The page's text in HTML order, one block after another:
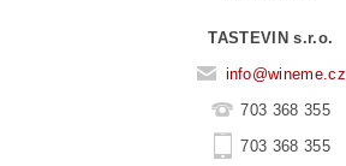
TASTEVIN s.r.o.
info@wineme.cz
703 368 355
703 368 355